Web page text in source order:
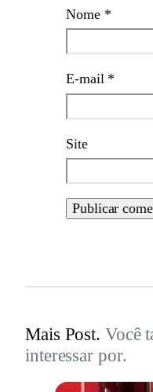
Nome *
E-mail *
Site
Mais Post. Você
interessar por.